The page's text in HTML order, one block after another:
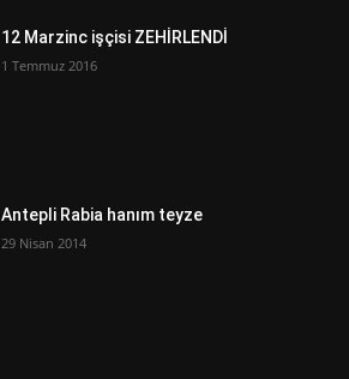
12 Marzinc işçisi ZEHİRLENDİ
1 Temmuz 2016
Antepli Rabia hanım teyze
29 Nisan 2014